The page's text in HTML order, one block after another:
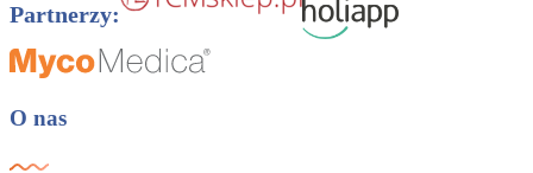
Partnerzy:
O nas